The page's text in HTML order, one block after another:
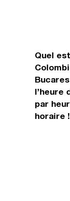
Quel
l’heure
par
horaire !